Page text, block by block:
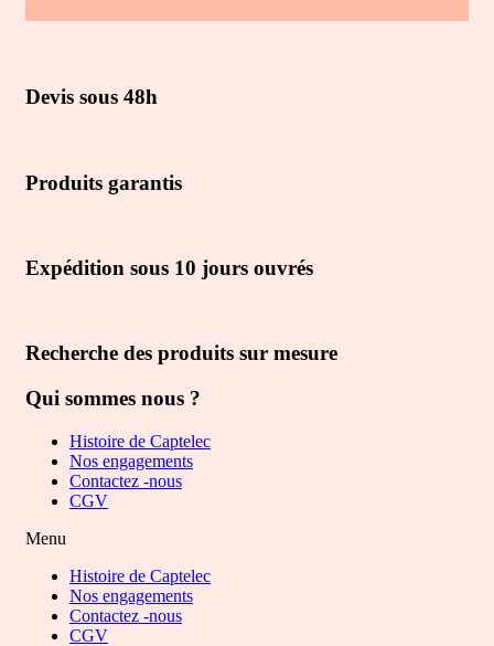
Devis sous 48h
Produits garantis
Expédition sous 10 jours ouvrés
Recherche des produits sur mesure
Qui sommes nous ?
Histoire de Captelec
Nos engagements
Contactez -nous
CGV
Menu
Histoire de Captelec
Nos engagements
Contactez -nous
CGV